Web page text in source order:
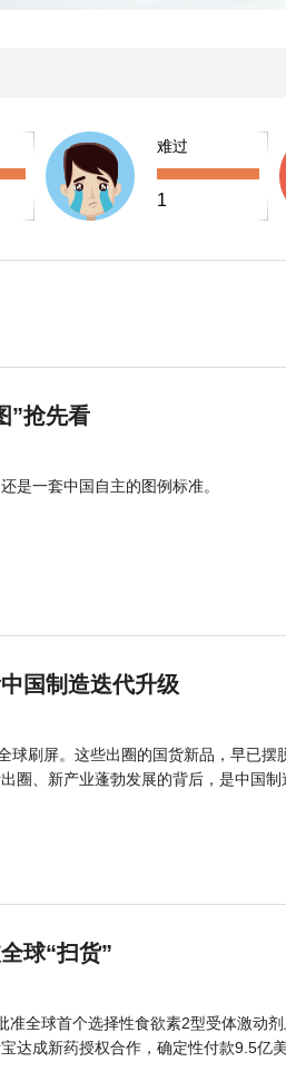
难过
1
”抢先看
是一套中国自主的图例标准。
国制造迭代升级
球刷屏。这些出圈的国货新品，早已
圈、新产业蓬勃发展的背后，是中国制
球“扫货”
准全球首个选择性食欲素2型受体激动
达成新药授权合作，确定性付款9.5亿